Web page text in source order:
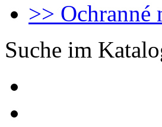
>> Ochranné
Suche im